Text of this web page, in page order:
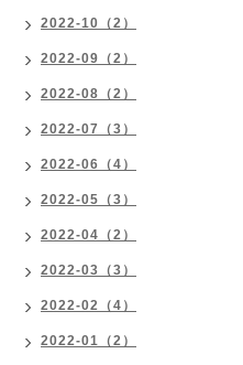
2022-10（2）
2022-09（2）
2022-08（2）
2022-07（3）
2022-06（4）
2022-05（3）
2022-04（2）
2022-03（3）
2022-02（4）
2022-01（2）